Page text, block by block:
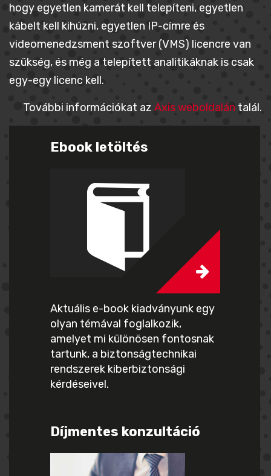
Ebook letöltés
Aktuális e-book kiadványunk egy
olyan témával foglalkozik,
amelyet mi különösen fontosnak
tartunk, a biztonságtechnikai
rendszerek kiberbiztonsági
kérdéseivel.
Díjmentes konzultáció
hogy egyetlen kamerát kell telepíteni, egyetlen
kábelt kell kihúzni, egyetlen IP-címre és
videomenedzsment szoftver (VMS) licencre van
szükség, és még a telepített analitikáknak is csak
egy-egy licenc kell.
További információkat az Axis weboldalán talál.